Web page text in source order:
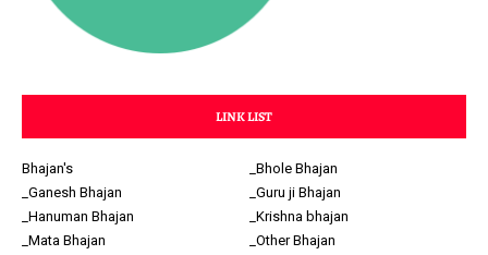
LINK LIST
Bhajan's
_Bhole Bhajan
_Ganesh Bhajan
_Guru ji Bhajan
_Hanuman Bhajan
_Krishna bhajan
_Mata Bhajan
_Other Bhajan